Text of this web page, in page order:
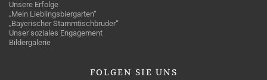
Unsere Erfolge
„Mein Lieblingsbiergarten“
„Bayerischer Stammtischbruder“
Unser soziales Engagement
Bildergalerie
FOLGEN SIE UNS